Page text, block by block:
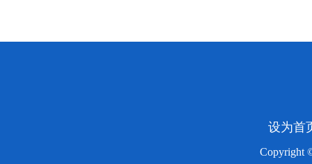
设为首
Copyright